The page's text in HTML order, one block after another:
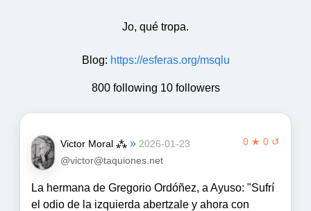
Jo, qué tropa.
Blog: https://esferas.org/msqlu
800 following 10 followers
0 ★ 0 ↺
Victor Moral ⁂ » 2026-01-23
@victor@taquiones.net
La hermana de Gregorio Ordóñez, a Ayuso: "Sufrí
el odio de la izquierda abertzale y ahora con